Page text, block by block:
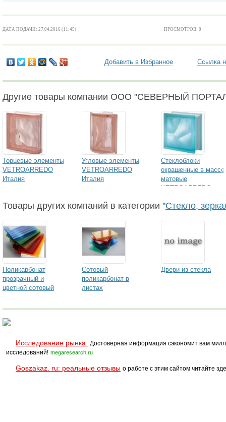
ДАТА ПОДАЧИ: 27.04.2016 (11:45) ПРОСМОТРОВ: 0
Добавить в Избранное Ссылка
Другие товары компании ООО "СЕВЕРНЫЙ
Торцевые элементы
VETROARREDO
Италия
Угловые элементы
VETROARREDO
Италия
Стеклоблоки
окрашенные в массе
матовые
VETROARREDO
Товары других компаний в категории "Стекло,
Поликарбонат
прозрачный и
цветной сотовый
Сотовый
поликарбонат в
листах
Двери из стекла
Исследование рынка.
Достоверная информация сэкономит вам
исследований! megaresearch.ru
Goszakaz. ru: реальные отзывы о работе с этим сайтом читайте